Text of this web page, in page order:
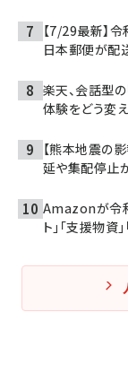
【7/29最新】
日本郵便が配
楽天、会話型
体験をどう変
【熊本地震の
延や集配停止
Amazonが令
ト」「支援物